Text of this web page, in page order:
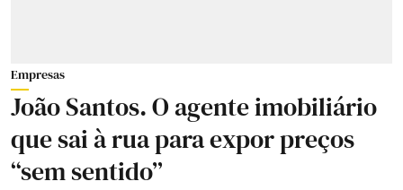
Empresas
João Santos. O agente imobiliário
que sai à rua para expor preços
“sem sentido”